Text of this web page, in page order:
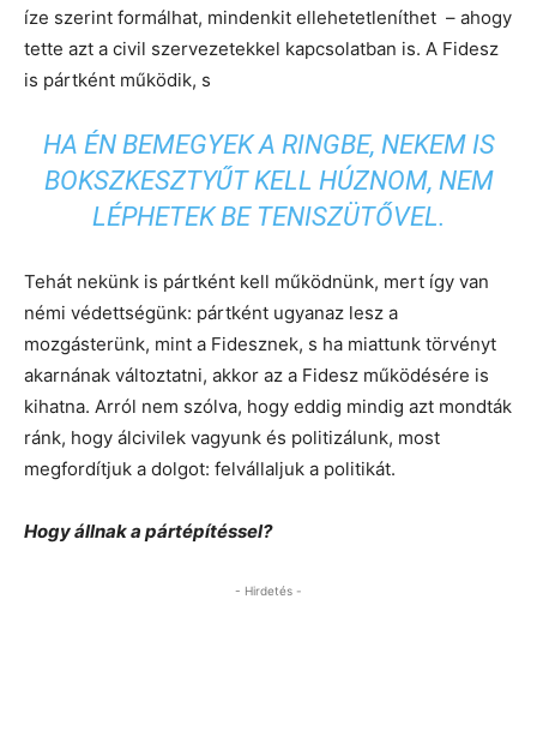
íze szerint formálhat, mindenkit ellehetetleníthet – ahogy
tette azt a civil szervezetekkel kapcsolatban is. A Fidesz
is pártként működik, s
HA ÉN BEMEGYEK A RINGBE, NEKEM IS
BOKSZKESZTYŰT KELL HÚZNOM, NEM
LÉPHETEK BE TENISZÜTŐVEL.
Tehát nekünk is pártként kell működnünk, mert így van
némi védettségünk: pártként ugyanaz lesz a
mozgásterünk, mint a Fidesznek, s ha miattunk törvényt
akarnának változtatni, akkor az a Fidesz működésére is
kihatna. Arról nem szólva, hogy eddig mindig azt mondták
ránk, hogy álcivilek vagyunk és politizálunk, most
megfordítjuk a dolgot: felvállaljuk a politikát.
Hogy állnak a pártépítéssel?
- Hirdetés -